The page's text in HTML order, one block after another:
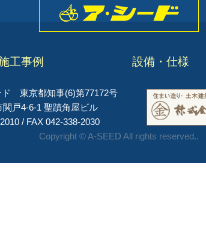
工事例 設備・仕様
ド 東京都知事(6)第77172号
戸4-6-1 聖蹟角屋ビル
/ FAX 042-338-2030
Copyright © A-SEED All rights reserved..